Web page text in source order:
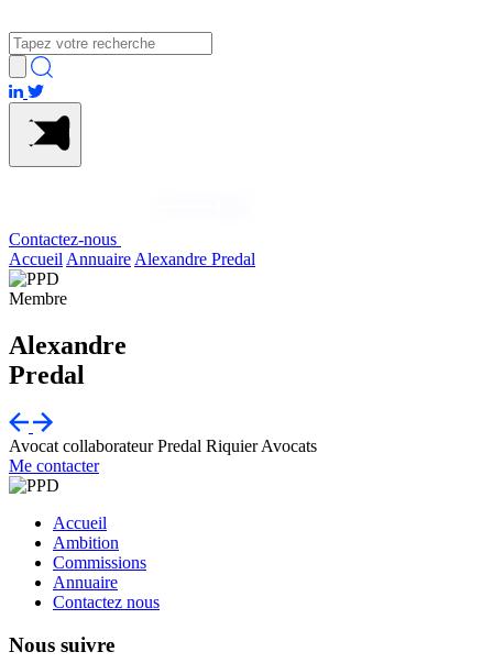
Contactez-nous
Accueil Annuaire Alexandre Predal
Membre
Alexandre
Predal
Avocat collaborateur Predal Riquier Avocats
Me contacter
Accueil
Ambition
Commissions
Annuaire
Contactez nous
Nous suivre